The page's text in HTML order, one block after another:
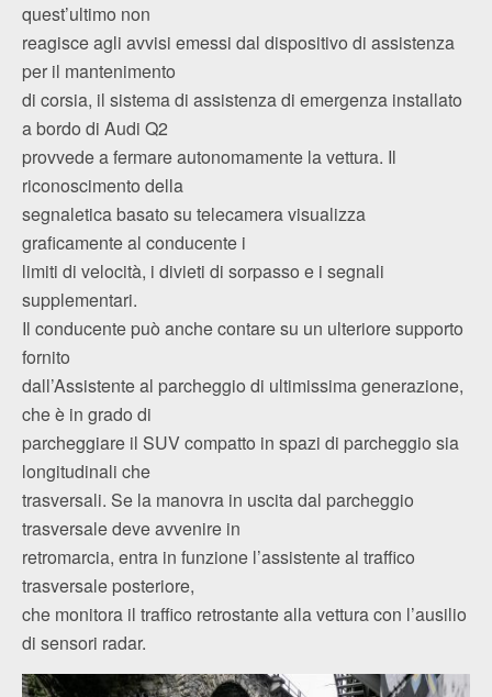
quest’ultimo non
reagisce agli avvisi emessi dal dispositivo di assistenza
per il mantenimento
di corsia, il sistema di assistenza di emergenza installato
a bordo di Audi Q2
provvede a fermare autonomamente la vettura. Il
riconoscimento della
segnaletica basato su telecamera visualizza
graficamente al conducente i
limiti di velocità, i divieti di sorpasso e i segnali
supplementari.
Il conducente può anche contare su un ulteriore supporto
fornito
dall’Assistente al parcheggio di ultimissima generazione,
che è in grado di
parcheggiare il SUV compatto in spazi di parcheggio sia
longitudinali che
trasversali. Se la manovra in uscita dal parcheggio
trasversale deve avvenire in
retromarcia, entra in funzione l’assistente al traffico
trasversale posteriore,
che monitora il traffico retrostante alla vettura con l’ausilio
di sensori radar.